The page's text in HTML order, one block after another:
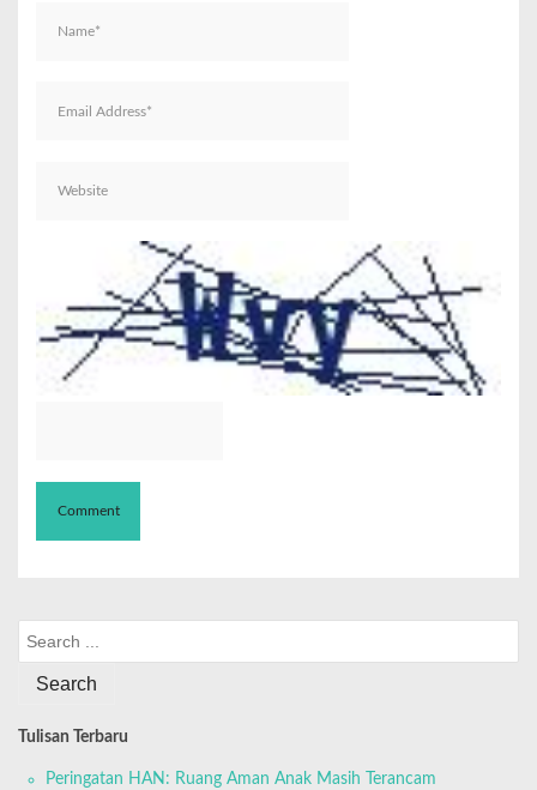
Tulisan Terbaru
Peringatan HAN: Ruang Aman Anak Masih Terancam